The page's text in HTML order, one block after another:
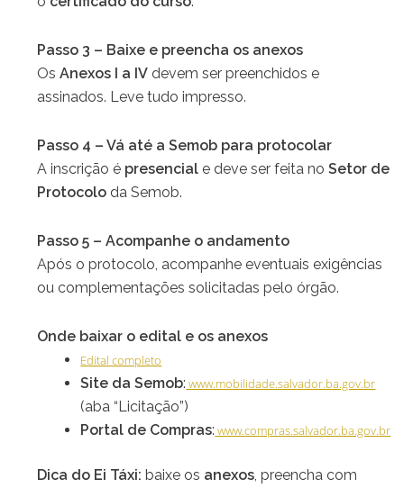
Passo 3 – Baixe e preencha os anexos
OsAnexos I a IV devem ser preenchidos e
assinados. Leve tudo impresso.
Passo 4 – Vá até a Semob para protocolar
A inscrição é presencial e deve ser feita noSetor de
Protocolo da Semob.
Passo 5 – Acompanhe o andamento
Após o protocolo, acompanhe eventuais exigências
ou complementações solicitadas pelo órgão.
Onde baixar o edital e os anexos
Edital completo
Site da Semob: www.mobilidade.salvador.ba.gov.br
(aba “Licitação”)
Portal de Compras: www.compras.salvador.ba.gov.br
Dica do Ei Táxi: baixe os anexos, preencha com